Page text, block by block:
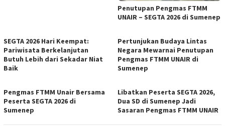
Penutupan Pengmas FTMM
UNAIR – SEGTA 2026 di Sumenep
SEGTA 2026 Hari Keempat:
Pariwisata Berkelanjutan
Butuh Lebih dari Sekadar Niat
Baik
Pertunjukan Budaya Lintas
Negara Mewarnai Penutupan
Pengmas FTMM UNAIR di
Sumenep
Pengmas FTMM Unair Bersama
Peserta SEGTA 2026 di
Sumenep
Libatkan Peserta SEGTA 2026,
Dua SD di Sumenep Jadi
Sasaran Pengmas FTMM UNAIR